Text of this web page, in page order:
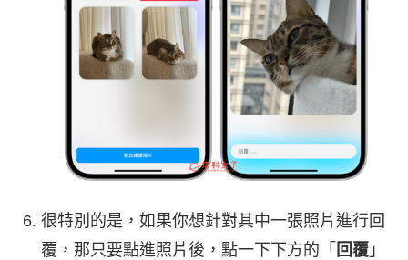
很特別的是，如果你想針對其中一張照片進行回
覆，那只要點進照片後，點一下下方的「 回覆 」